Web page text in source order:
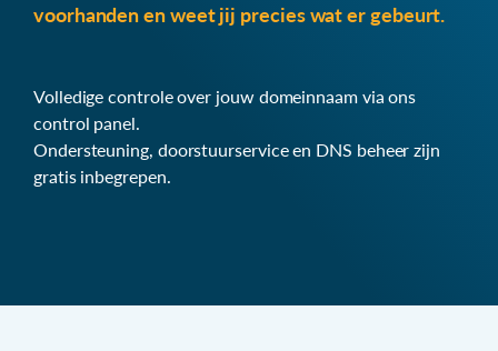
voorhanden en weet jij precies wat er gebeurt.
Volledige controle over jouw domeinnaam via ons
control panel.
Ondersteuning, doorstuurservice en DNS beheer zijn
gratis inbegrepen.